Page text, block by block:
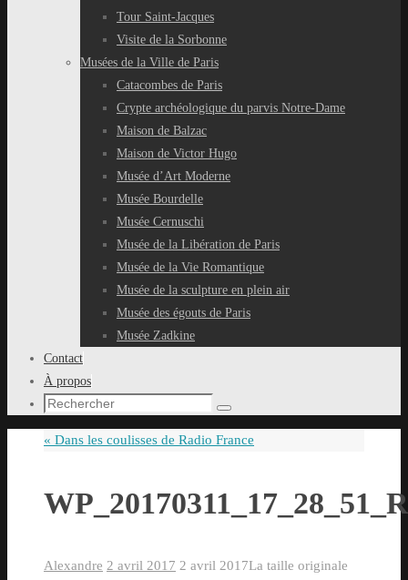
Tour Saint-Jacques
Visite de la Sorbonne
Musées de la Ville de Paris
Catacombes de Paris
Crypte archéologique du parvis Notre-Dame
Maison de Balzac
Maison de Victor Hugo
Musée d’Art Moderne
Musée Bourdelle
Musée Cernuschi
Musée de la Libération de Paris
Musée de la Vie Romantique
Musée de la sculpture en plein air
Musée des égouts de Paris
Musée Zadkine
Contact
À propos
Recherche
:
Rechercher
« Dans les coulisses de Radio France
Alexandre 2 avril 2017 2 avril 2017La taille originale